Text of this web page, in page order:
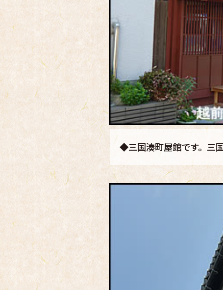
◆三国湊町屋館です。三